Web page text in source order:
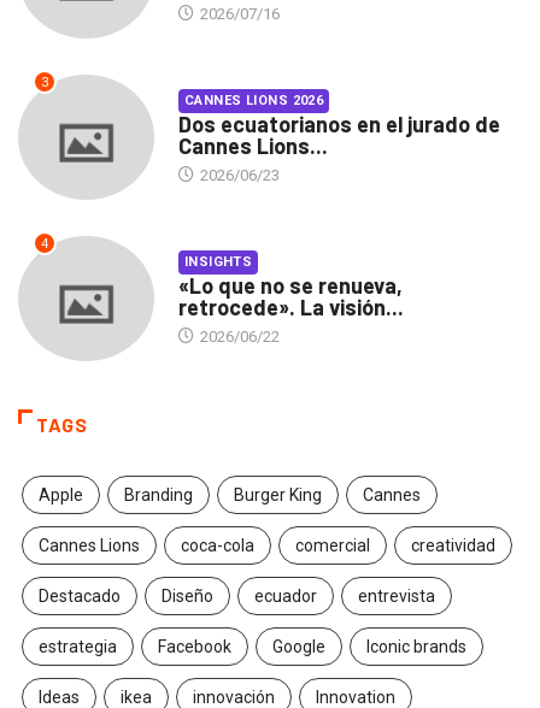
2026/07/16
3
CANNES LIONS 2026
Dos ecuatorianos en el jurado de
Cannes Lions...
2026/06/23
4
INSIGHTS
«Lo que no se renueva,
retrocede». La visión...
2026/06/22
TAGS
Apple Branding Burger King Cannes
Cannes Lions coca-cola comercial creatividad
Destacado Diseño ecuador entrevista
estrategia Facebook Google Iconic brands
Ideas ikea innovación Innovation